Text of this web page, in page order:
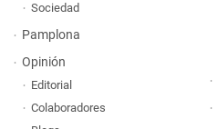
Sociedad
Pamplona
Opinión
Editorial
Colaboradores